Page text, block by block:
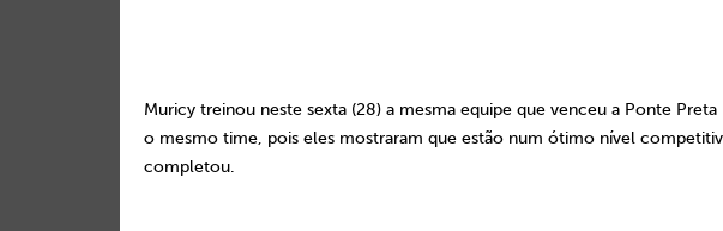
Muricy treinou neste sexta (28) a mesma equipe que venceu a Ponte
o mesmo time, pois eles mostraram que estão num ótimo nível
completou.